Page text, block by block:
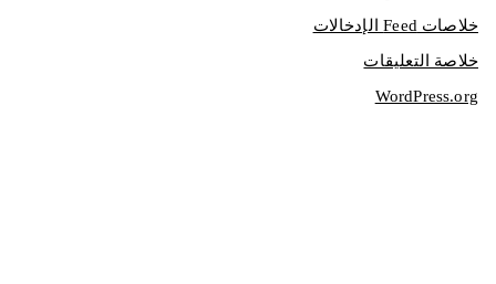
خلاصات Feed الإدخالات
خلاصة التعليقات
WordPress.org